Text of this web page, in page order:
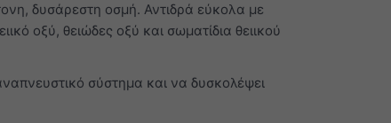
δυσάρεστη οσμή. Αντιδρά εύκολα με
οξύ, θειώδες οξύ και σωματίδια θειικού
σύστημα και να δυσκολέψει